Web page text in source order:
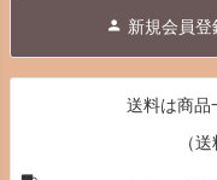
新規会員登
送料は商品
（